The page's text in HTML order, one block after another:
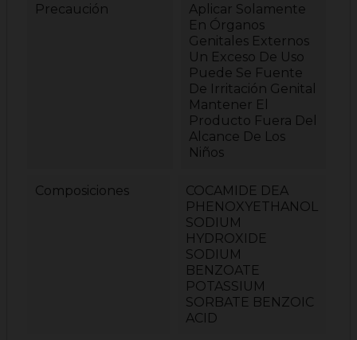
Precaución
Aplicar Solamente
En Órganos
Genitales Externos
Un Exceso De Uso
Puede Se Fuente
De Irritación Genital
Mantener El
Producto Fuera Del
Alcance De Los
Niños
Composiciones
COCAMIDE DEA
PHENOXYETHANOL
SODIUM
HYDROXIDE
SODIUM
BENZOATE
POTASSIUM
SORBATE BENZOIC
ACID